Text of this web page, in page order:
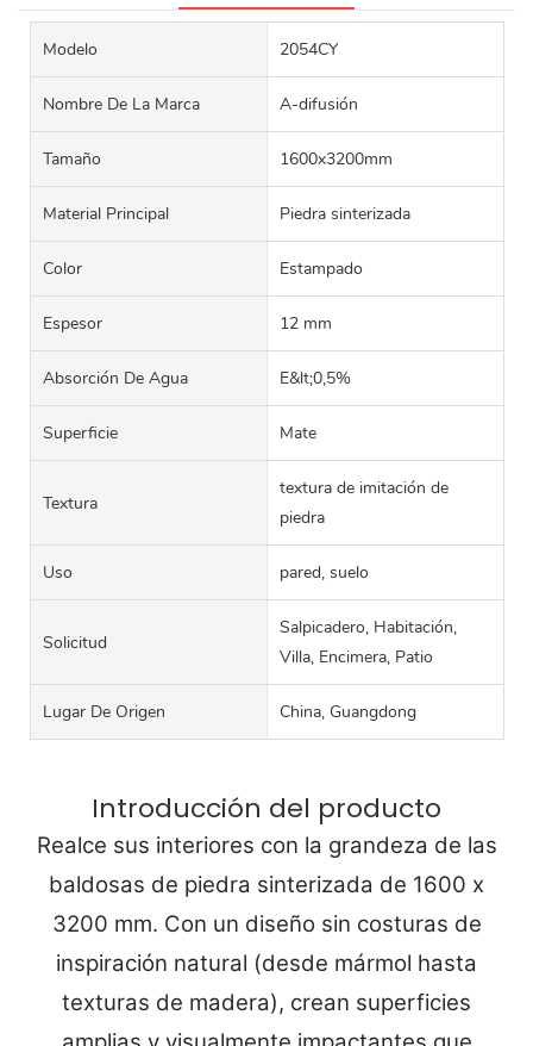
Modelo 2054CY
Nombre De La Marca A-difusión
Tamaño 1600x3200mm
Material Principal Piedra sinterizada
Color Estampado
Espesor 12 mm
Absorción De Agua E&lt;0,5%
Superficie Mate
Textura
textura de imitación de
piedra
Uso pared, suelo
Solicitud
Salpicadero, Habitación,
Villa, Encimera, Patio
Lugar De Origen China, Guangdong
Introducción del producto
Realce sus interiores con la grandeza de las
baldosas de piedra sinterizada de 1600 x
3200 mm. Con un diseño sin costuras de
inspiración natural (desde mármol hasta
texturas de madera), crean superficies